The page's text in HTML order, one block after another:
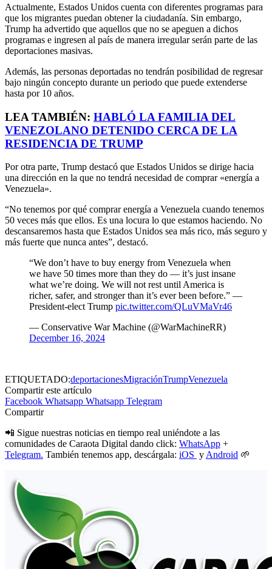
Actualmente, Estados Unidos cuenta con diferentes programas para
que los migrantes puedan obtener la ciudadanía. Sin embargo,
Trump ha advertido que aquellos que no se apeguen a dichos
programas e ingresen al país de manera irregular serán parte de las
deportaciones masivas.
Además, las personas deportadas no tendrán posibilidad de regresar
bajo ningún concepto durante un periodo que puede extenderse
hasta por 10 años.
LEA TAMBIÉN: HABLÓ LA FAMILIA DEL
VENEZOLANO DETENIDO CERCA DE LA
RESIDENCIA DE TRUMP
Por otra parte, Trump destacó que Estados Unidos se dirige hacia
una dirección en la que no tendrá necesidad de comprar «energía a
Venezuela».
“No tenemos por qué comprar energía a Venezuela cuando tenemos
50 veces más que ellos. Es una locura lo que estamos haciendo. No
descansaremos hasta que Estados Unidos sea más rico, más seguro y
más fuerte que nunca antes”, destacó.
“We don’t have to buy energy from Venezuela when
we have 50 times more than they do — it’s just insane
what we’re doing. We will not rest until America is
richer, safer, and stronger than it’s ever been before.” —
President-elect Trump pic.twitter.com/QLuVMaVr46
— Conservative War Machine (@WarMachineRR)
December 16, 2024
ETIQUETADO:deportacionesMigraciónTrumpVenezuela
Compartir este artículo
Facebook Whatsapp Whatsapp Telegram
Compartir
📲 Sigue nuestras noticias en tiempo real uniéndote a las
comunidades de Caraota Digital dando click: WhatsApp +
Telegram. También tenemos app, descárgala: iOS y Android 🌱